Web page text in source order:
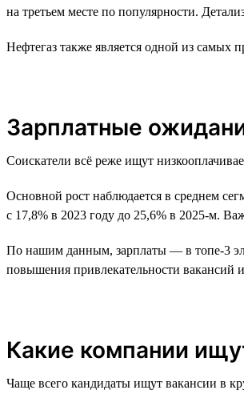
на третьем месте по популярности.
Нефтегаз также является одной из самых
Зарплатные
Соискатели всё реже ищут
Основной рост наблюдается в среднем
с 17,8% в 2023 году до 25,6% в 2025-м.
По нашим данным, зарплаты — в топе-3
повышения привлекательности вакансий
Какие компании
Чаще всего кандидаты ищут вакансии в